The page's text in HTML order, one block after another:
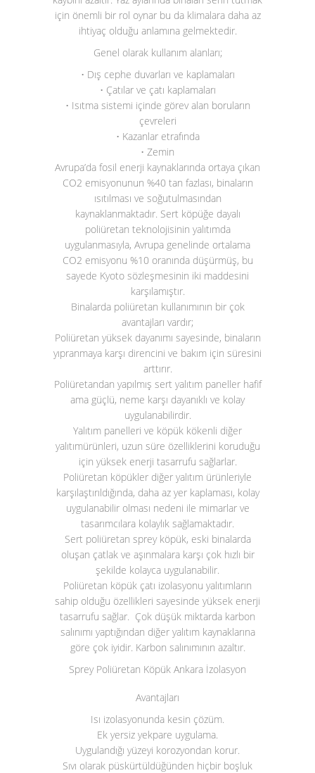
için önemli bir rol oynar bu da klimalara daha az
ihtiyaç olduğu anlamına gelmektedir.
Genel olarak kullanım alanları;
• Dış cephe duvarları ve kaplamaları
• Çatılar ve çatı kaplamaları
• Isıtma sistemi içinde görev alan boruların
çevreleri
• Kazanlar etrafında
• Zemin
Avrupa’da fosil enerji kaynaklarında ortaya çıkan
CO2 emisyonunun %40 tan fazlası, binaların
ısıtılması ve soğutulmasından
kaynaklanmaktadır. Sert köpüğe dayalı
poliüretan teknolojisinin yalıtımda
uygulanmasıyla, Avrupa genelinde ortalama
CO2 emisyonu %10 oranında düşürmüş, bu
sayede Kyoto sözleşmesinin iki maddesini
karşılamıştır.
Binalarda poliüretan kullanımının bir çok
avantajları vardır;
Poliüretan yüksek dayanımı sayesinde, binaların
yıpranmaya karşı direncini ve bakım için süresini
arttırır.
Poliüretandan yapılmış sert yalıtım paneller hafif
ama güçlü, neme karşı dayanıklı ve kolay
uygulanabilirdir.
Yalıtım panelleri ve köpük kökenli diğer
yalıtımürünleri, uzun süre özelliklerini koruduğu
için yüksek enerji tasarrufu sağlarlar.
Poliüretan köpükler diğer yalıtım ürünleriyle
karşılaştırıldığında, daha az yer kaplaması, kolay
uygulanabilir olması nedeni ile mimarlar ve
tasarımcılara kolaylık sağlamaktadır.
Sert poliüretan sprey köpük, eski binalarda
oluşan çatlak ve aşınmalara karşı çok hızlı bir
şekilde kolayca uygulanabilir.
Poliüretan köpük çatı izolasyonu yalıtımların
sahip olduğu özellikleri sayesinde yüksek enerji
tasarrufu sağlar. Çok düşük miktarda karbon
salınımı yaptığından diğer yalıtım kaynaklarına
göre çok iyidir. Karbon salınımının azaltır.
Sprey Poliüretan Köpük Ankara İzolasyon
Avantajları
Isı izolasyonunda kesin çözüm.
Ek yersiz yekpare uygulama.
Uygulandığı yüzeyi korozyondan korur.
Sıvı olarak püskürtüldüğünden hiçbir boşluk